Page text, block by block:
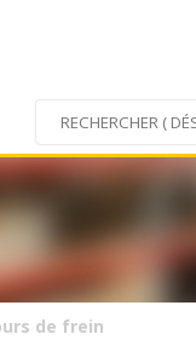
de frein